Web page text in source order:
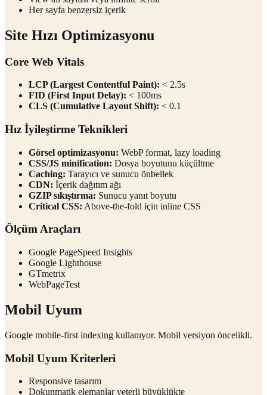
Her sayfa benzersiz içerik
Site Hızı Optimizasyonu
Core Web Vitals
LCP (Largest Contentful Paint): < 2.5s
FID (First Input Delay): < 100ms
CLS (Cumulative Layout Shift): < 0.1
Hız İyileştirme Teknikleri
Görsel optimizasyonu: WebP format, lazy loading
CSS/JS minification: Dosya boyutunu küçültme
Caching: Tarayıcı ve sunucu önbellek
CDN: İçerik dağıtım ağı
GZIP sıkıştırma: Sunucu yanıt boyutu
Critical CSS: Above-the-fold için inline CSS
Ölçüm Araçları
Google PageSpeed Insights
Google Lighthouse
GTmetrix
WebPageTest
Mobil Uyum
Google mobile-first indexing kullanıyor. Mobil versiyon öncelikli.
Mobil Uyum Kriterleri
Responsive tasarım
Dokunmatik elemanlar yeterli büyüklükte